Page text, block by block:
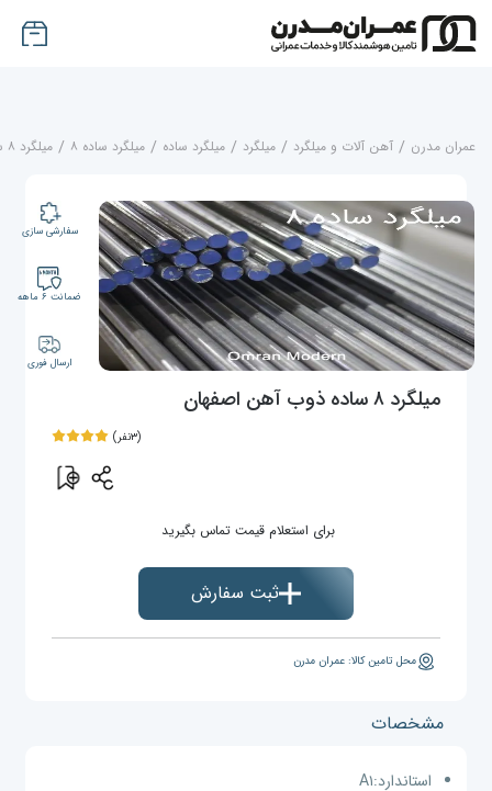
عمران مدرن / آهن آلات و میلگرد / میلگرد / میلگرد ساده / میلگرد ساده ۸ / میلگرد ۸ ساده ذوب آهن اصفهان
سفارشی سازی
ضمانت ۶ ماهه
ارسال فوری
میلگرد ۸ ساده ذوب آهن اصفهان
(۳نفر)
برای استعلام قیمت تماس بگیرید
ثبت سفارش
محل تامین کالا: عمران مدرن
مشخصات
استاندارد:A۱